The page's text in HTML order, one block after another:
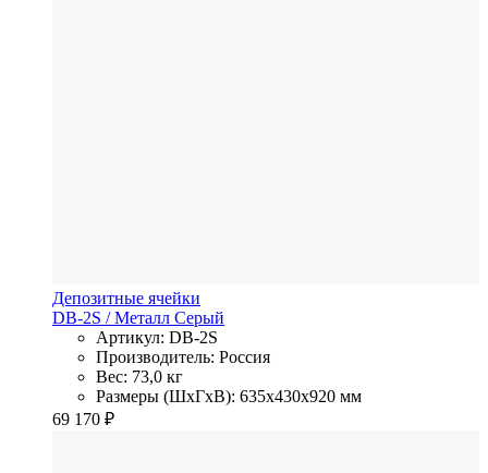
Депозитные ячейки
DB-2S / Металл Серый
Артикул: DB-2S
Производитель: Россия
Вес: 73,0 кг
Размеры (ШхГхВ): 635x430x920 мм
69 170 ₽